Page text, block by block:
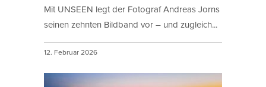
Mit UNSEEN legt der Fotograf Andreas Jorns
seinen zehnten Bildband vor – und zugleich...
12. Februar 2026